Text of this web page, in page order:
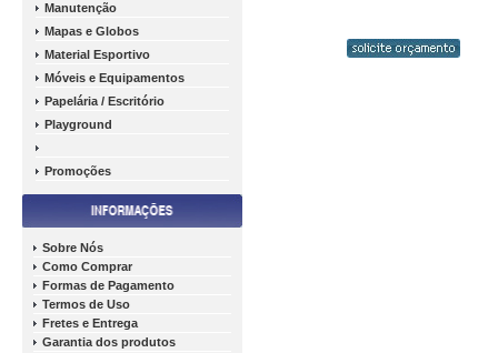
Manutenção
Mapas e Globos
Material Esportivo
Móveis e Equipamentos
Papelária / Escritório
Playground
Promoções
Sobre Nós
Como Comprar
Formas de Pagamento
Termos de Uso
Fretes e Entrega
Garantia dos produtos